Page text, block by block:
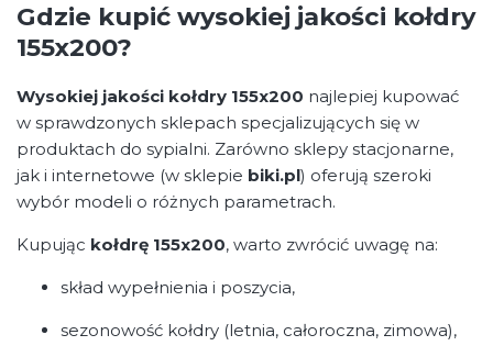
Gdzie kupić wysokiej jakości kołdry
155x200?
Wysokiej jakości kołdry 155x200 najlepiej kupować
w sprawdzonych sklepach specjalizujących się w
produktach do sypialni. Zarówno sklepy stacjonarne,
jak i internetowe (w sklepie biki.pl) oferują szeroki
wybór modeli o różnych parametrach.
Kupując kołdrę 155x200, warto zwrócić uwagę na:
skład wypełnienia i poszycia,
sezonowość kołdry (letnia, całoroczna, zimowa),